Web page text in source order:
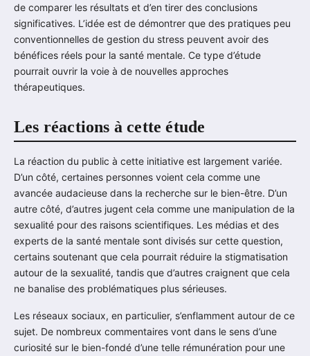
de comparer les résultats et d’en tirer des conclusions
significatives. L’idée est de démontrer que des pratiques peu
conventionnelles de gestion du stress peuvent avoir des
bénéfices réels pour la santé mentale. Ce type d’étude
pourrait ouvrir la voie à de nouvelles approches
thérapeutiques.
Les réactions à cette étude
La réaction du public à cette initiative est largement variée.
D’un côté, certaines personnes voient cela comme une
avancée audacieuse dans la recherche sur le bien-être. D’un
autre côté, d’autres jugent cela comme une manipulation de la
sexualité pour des raisons scientifiques. Les médias et des
experts de la santé mentale sont divisés sur cette question,
certains soutenant que cela pourrait réduire la stigmatisation
autour de la sexualité, tandis que d’autres craignent que cela
ne banalise des problématiques plus sérieuses.
Les réseaux sociaux, en particulier, s’enflamment autour de ce
sujet. De nombreux commentaires vont dans le sens d’une
curiosité sur le bien-fondé d’une telle rémunération pour une